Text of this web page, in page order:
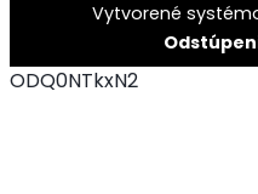
Vytvorené
ODQ0NTkxN2